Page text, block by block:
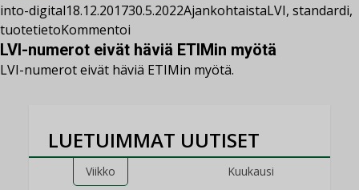
into-digital18.12.201730.5.2022AjankohtaistaLVI, standardi,
tuotetietoKommentoi
LVI-numerot eivät häviä ETIMin myötä
LVI-numerot eivät häviä ETIMin myötä.
LUETUIMMAT UUTISET
Viikko Kuukausi